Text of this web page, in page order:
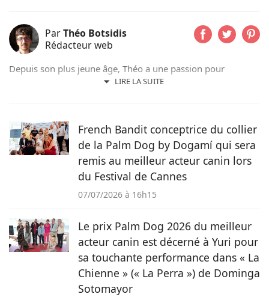
ParThéo Botsidis
Rédacteur web
LIRE LA SUITE
Depuis son plus jeune âge, Théo a une passion pour
l’écriture. Aujourd’hui rédacteur web, il prend plaisir à
émouvantes.
French Bandit conceptrice du collier
de la Palm Dog by Dogamí qui sera
remis au meilleur acteur canin lors
du Festival de Cannes
07/07/2026 à 16h15
Le prix Palm Dog 2026 du meilleur
acteur canin est décerné à Yuri pour
sa touchante performance dans « La
Chienne » (« La Perra ») de Dominga
Sotomayor